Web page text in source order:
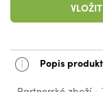
Popis